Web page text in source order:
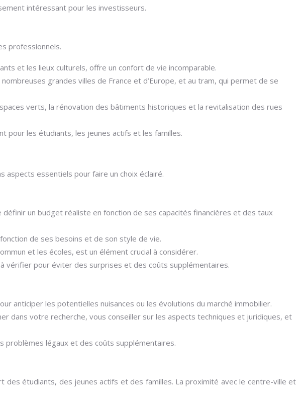
intéressant pour les investisseurs.
professionnels.
et les lieux culturels, offre un confort de vie incomparable.
grandes villes de France et d’Europe, et au tram, qui permet de se
verts, la rénovation des bâtiments historiques et la revitalisation des rues
pour les étudiants, les jeunes actifs et les familles.
aspects essentiels pour faire un choix éclairé.
un budget réaliste en fonction de ses capacités financières et des taux
de ses besoins et de son style de vie.
et les écoles, est un élément crucial à considérer.
vérifier pour éviter des surprises et des coûts supplémentaires.
anticiper les potentielles nuisances ou les évolutions du marché immobilier.
dans votre recherche, vous conseiller sur les aspects techniques et juridiques, et
légaux et des coûts supplémentaires.
étudiants, des jeunes actifs et des familles. La proximité avec le centre-ville et